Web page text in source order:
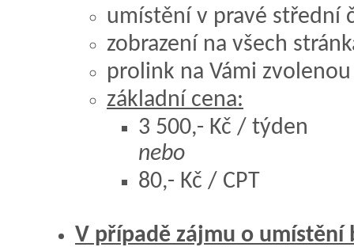
umístění v pravé střední
zobrazení na všech
prolink na Vámi
základní cena:
3 500,- Kč / týden
nebo
80,- Kč / CPT
V případě zájmu o